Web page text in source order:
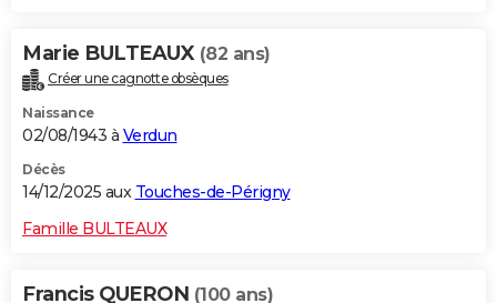
Marie BULTEAUX (82 ans)
Créer une cagnotte obsèques
Naissance
02/08/1943 à Verdun
Décès
14/12/2025 aux Touches-de-Périgny
Famille BULTEAUX
Francis QUERON (100 ans)